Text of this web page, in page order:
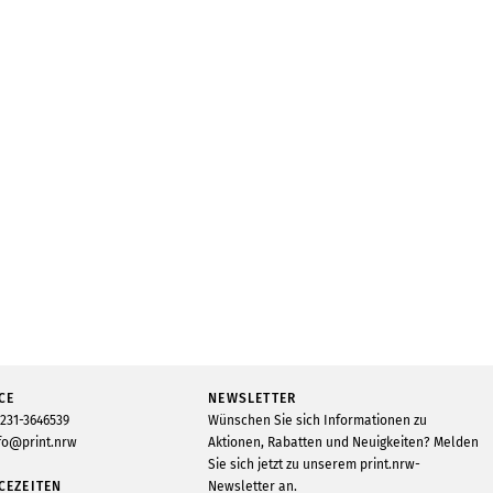
3646539
NEWSLETTER
Wünschen Sie sich Informationen zu
Aktionen, Rabatten und Neuigkeiten? Melden
Sie sich jetzt zu unserem print.nrw-
Newsletter an.